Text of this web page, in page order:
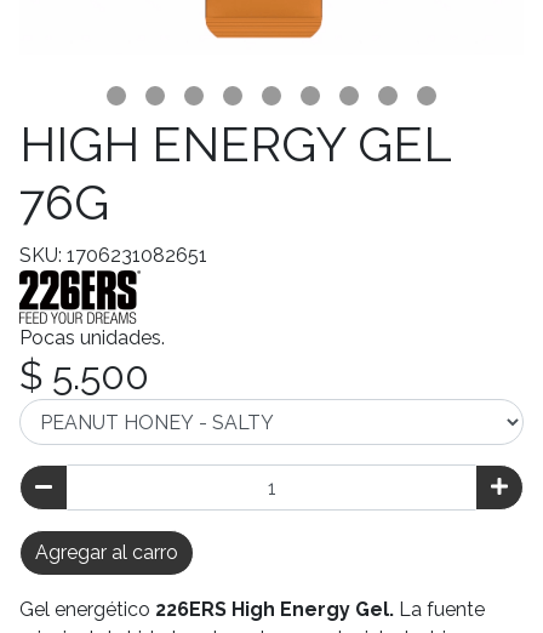
HIGH ENERGY GEL
76G
SKU: 1706231082651
Pocas unidades.
$ 5.500
Agregar al carro
Gel energético 226ERS High Energy Gel. La fuente